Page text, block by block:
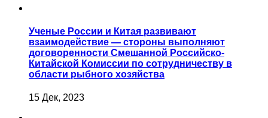
Ученые России и Китая развивают
взаимодействие — стороны выполняют
договоренности Смешанной Российско-
Китайской Комиссии по сотрудничеству в
области рыбного хозяйства
15 Дек, 2023